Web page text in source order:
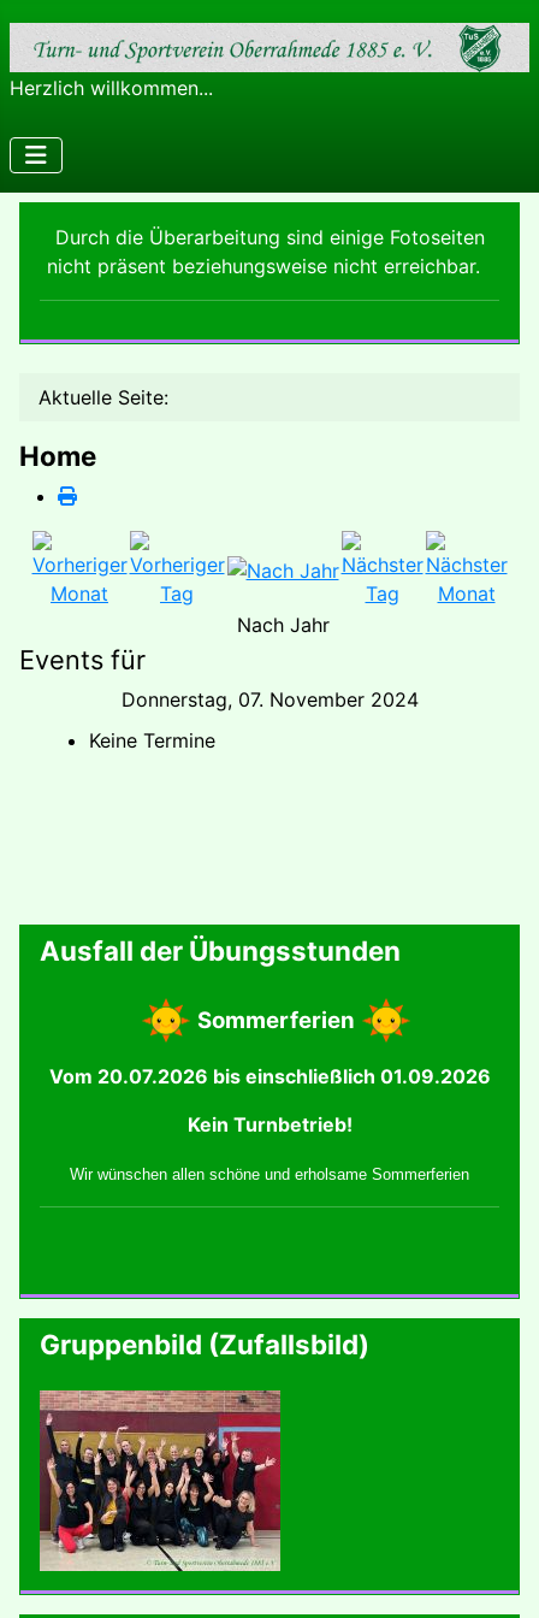
Herzlich willkommen...
Durch die Überarbeitung sind einige Fotoseiten
nicht präsent beziehungsweise nicht erreichbar.
Aktuelle Seite:
Home
Nach Jahr
Events für
Donnerstag, 07. November 2024
Keine Termine
Ausfall der Übungsstunden
Sommerferien
Vom 20.07.2026 bis einschließlich 01.09.2026
Kein Turnbetrieb!
Wir wünschen allen schöne und erholsame Sommerferien
Gruppenbild (Zufallsbild)